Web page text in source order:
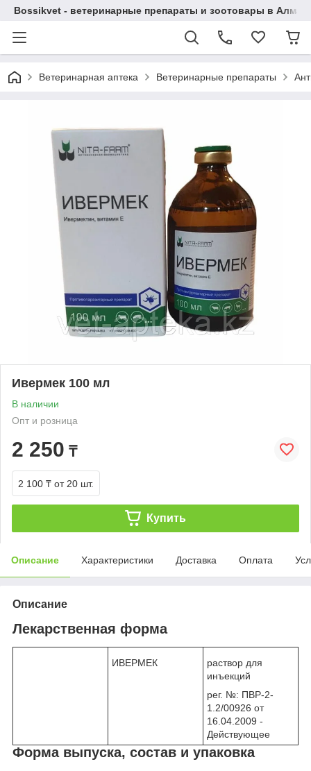
Bossikvet - ветеринарные препараты и зоотовары в
Ветеринарная аптека Ветеринарные препараты
Ивермек 100 мл
В наличии
Опт и розница
2 250 ₸
2 100 ₸ от 20 шт.
Купить
Описание Характеристики Доставка Оплата
Описание
Лекарственная форма
ИВЕРМЕК
раствор для
инъекций
рег. №: ПВР-2-
1.2/00926 от
16.04.2009 -
Действующее
Форма выпуска, состав и упаковка